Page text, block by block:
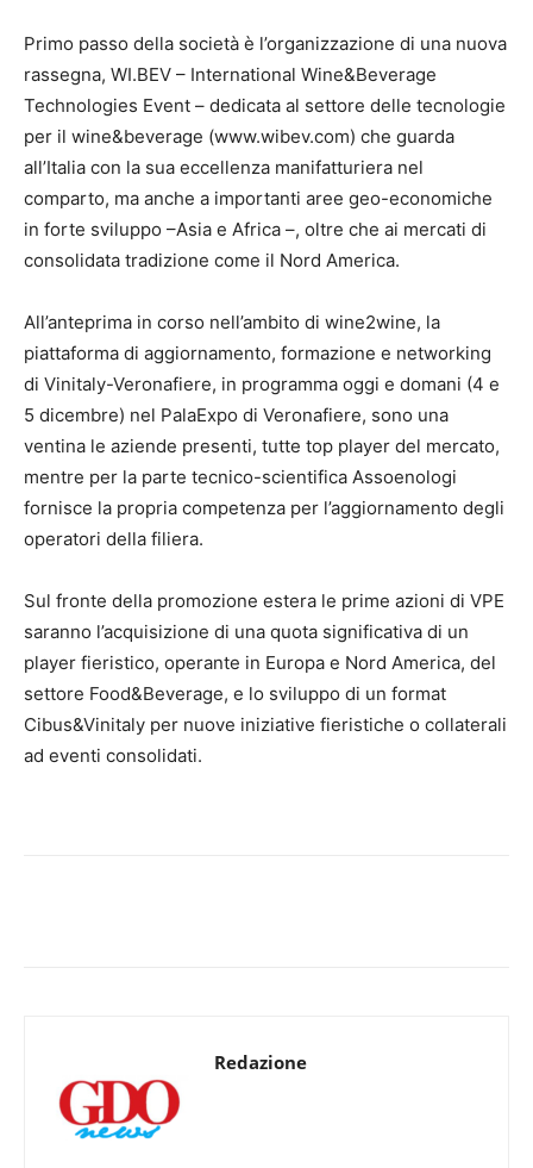
Primo passo della società è l’organizzazione di una nuova
rassegna, WI.BEV – International Wine&Beverage
Technologies Event – dedicata al settore delle tecnologie
per il wine&beverage (www.wibev.com) che guarda
all’Italia con la sua eccellenza manifatturiera nel
comparto, ma anche a importanti aree geo-economiche
in forte sviluppo –Asia e Africa –, oltre che ai mercati di
consolidata tradizione come il Nord America.
All’anteprima in corso nell’ambito di wine2wine, la
piattaforma di aggiornamento, formazione e networking
di Vinitaly-Veronafiere, in programma oggi e domani (4 e
5 dicembre) nel PalaExpo di Veronafiere, sono una
ventina le aziende presenti, tutte top player del mercato,
mentre per la parte tecnico-scientifica Assoenologi
fornisce la propria competenza per l’aggiornamento degli
operatori della filiera.
Sul fronte della promozione estera le prime azioni di VPE
saranno l’acquisizione di una quota significativa di un
player fieristico, operante in Europa e Nord America, del
settore Food&Beverage, e lo sviluppo di un format
Cibus&Vinitaly per nuove iniziative fieristiche o collaterali
ad eventi consolidati.
Redazione